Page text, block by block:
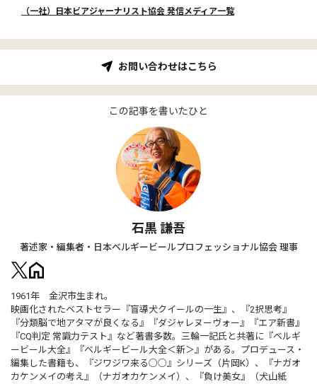
（一社）日本ビアジャーナリスト協会 発信メディア一覧
お問い合わせはこちら
この記事を書いたひと
石黒 謙吾
著述家・編集者・日本ベルギービールプロフェッショナル協会 理事
1961年 金沢市生まれ。
映画化されたベストセラー『盲導犬クイールの一生』、『2択思考』
『分類脳で地アタマが良くなる』『ダジャレヌーヴォー』『エア新書』
『CQ判定 常識力テスト』など著書多数。三輪一記氏と共著に『ベルギ
ービール大全』『ベルギービール大全＜新＞』がある。プロデュース・
編集した書籍も、『ジワジワ来る○○』シリーズ（片岡K）、『ナガオ
カケンメイの考え』（ナガオカケンメイ）、『負け美女』（犬山紙